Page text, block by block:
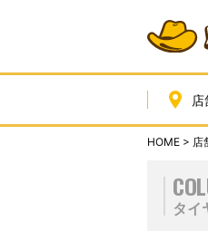
HOME > 店
タイ